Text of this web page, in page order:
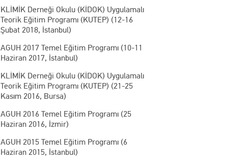
KLİMİK Derneği Okulu (KİDOK) Uygulamalı
Teorik Eğitim Programı (KUTEP) (12-16
Şubat 2018, İstanbul)
AGUH 2017 Temel Eğitim Programı (10-11
Haziran 2017, İstanbul)
KLİMİK Derneği Okulu (KİDOK) Uygulamalı
Teorik Eğitim Programı (KUTEP) (21-25
Kasım 2016, Bursa)
AGUH 2016 Temel Eğitim Programı (25
Haziran 2016, İzmir)
AGUH 2015 Temel Eğitim Programı (6
Haziran 2015, İstanbul)